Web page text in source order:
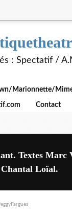
: Spectatif /
Marionnette/
Contact
Textes Marc
Chantal Loïal.